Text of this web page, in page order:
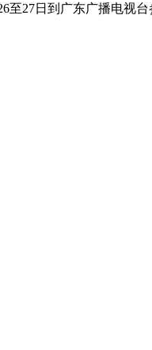
27日到广东广播电视台